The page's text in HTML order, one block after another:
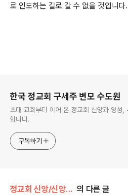
로 인도하는 길로 갈 수 없을 것입니다.
한국 정교회 구세주 변모 수도원
초대 교회부터 이어 온 정교회 신앙과 영성,
합니다.
구독하기
정교회 신앙/신앙 탐구 의 다른 글